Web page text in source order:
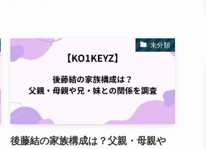
未分類
後藤結の家族構成は？父親・母親や